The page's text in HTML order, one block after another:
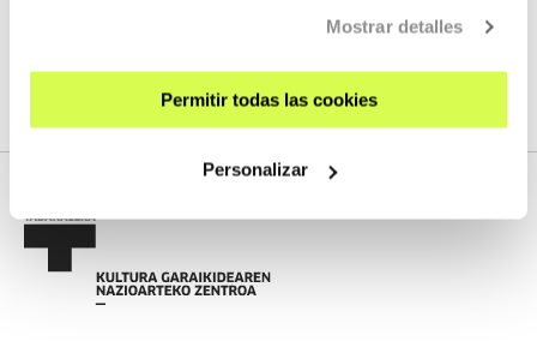
Mostrar detalles
Permitir todas las cookies
Personalizar
Ez dugu streaming berririk programatuta